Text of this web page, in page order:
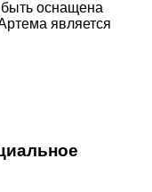
оснащена
является